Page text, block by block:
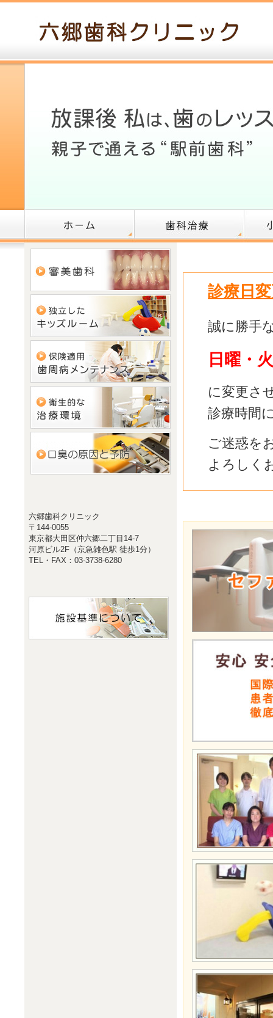
ホーム 歯科治療
六郷歯科クリニック
〒144-0055
東京都大田区仲六郷二丁目14-7
河原ビル2F（京急雑色駅 徒歩1分）
TEL・FAX：03-3738-6280
診療日
誠に勝手
日曜・
に変更さ
診療時間
ご迷惑を
よろしく